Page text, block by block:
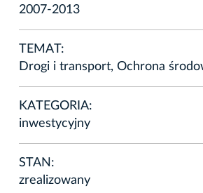
2007-2013
TEMAT:
Drogi i transport, Ochrona
KATEGORIA:
inwestycyjny
STAN:
zrealizowany